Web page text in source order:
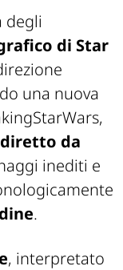
degli
di Star
una nuova
diretto da
inediti e
.
, interpretato